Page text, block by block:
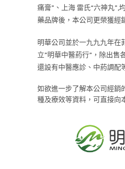
痛膏”、上海 雷氏“六神丸”,
藥品牌後，本公司更榮獲經
明華公司並於一九九九年在
立”明華中醫葯行”，除出售
還設有中醫應診、中葯調配
如欲進一步了解本公司經銷
種及療效等資料，可直接向